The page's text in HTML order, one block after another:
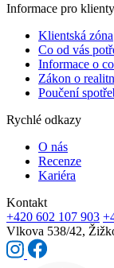
Informace pro klienty
Klientská zóna
Co od vás
Informace o
Zákon o
Poučení
Rychlé odkazy
O nás
Recenze
Kariéra
Kontakt
+420 602 107 903
Vlkova 538/42,